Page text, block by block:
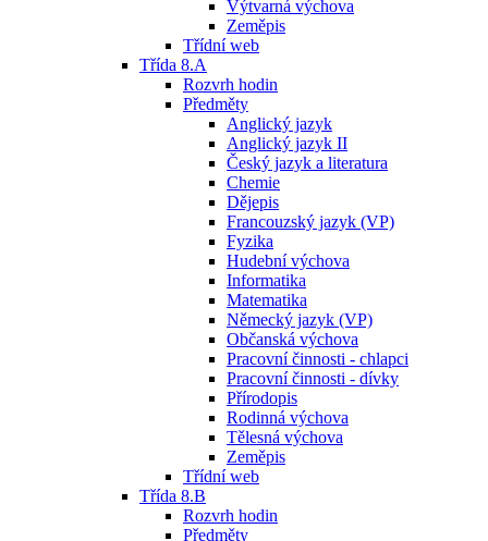
Výtvarná výchova
Zeměpis
Třídní web
Třída 8.A
Rozvrh hodin
Předměty
Anglický jazyk
Anglický jazyk II
Český jazyk a literatura
Chemie
Dějepis
Francouzský jazyk (VP)
Fyzika
Hudební výchova
Informatika
Matematika
Německý jazyk (VP)
Občanská výchova
Pracovní činnosti - chlapci
Pracovní činnosti - dívky
Přírodopis
Rodinná výchova
Tělesná výchova
Zeměpis
Třídní web
Třída 8.B
Rozvrh hodin
Předměty